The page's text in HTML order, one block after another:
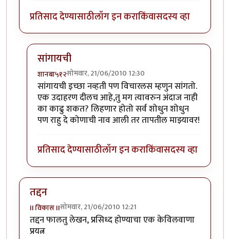
प्रतिसाद देण्यासाठीलॉग इन कराकिंवासदस्य व्हा
सांगायची
शानबा५१२सोमवार, 21/06/2010 12:30
In reply toशानबा नेमके काय ते सांगना.byवेताळ
सांगायची इच्छा नव्हती पण विचारलस म्हणुन सांगतो.
एक उदाहरण दीलच आहे,तु मग त्यावरुन अंदाज नाही
का काढु शकत? लिहणार होतो सर्व शोधुन शोधुन
पण राहु दे कोणाची नाव आली तर तापतील माझ्यावर!
प्रतिसाद देण्यासाठीलॉग इन कराकिंवासदस्य व्हा
तद्दन
II विकास IIसोमवार, 21/06/2010 12:21
तद्दन फालतु लेखन, प्रसिध्द होण्याचा एक केविलवाणा
प्रयत्न